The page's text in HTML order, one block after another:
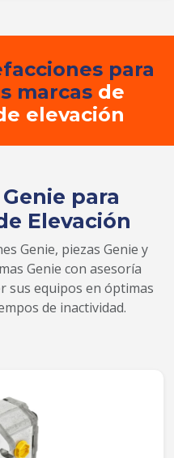
para
marcasde
elevación
para
Elevación
Genie, piezas Genie y
Genie con asesoría
sus equipos en óptimas
de inactividad.